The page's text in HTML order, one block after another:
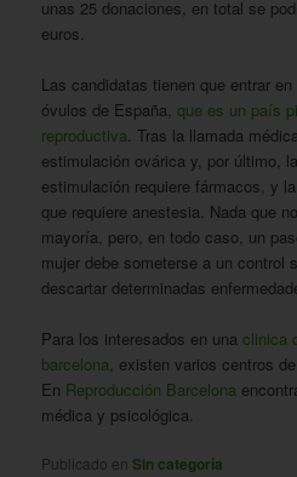
unas 25 donaciones, en total se
euros.
Las candidatas tienen que entrar
óvulos de España,que es un país
reproductiva . Tras la llamada
estimulación ovárica y, por último,
estimulación requiere fármacos, y
que requiere anestesia. Nada que
mayoría, pero, en todo caso, un
mujer debe someterse a un control
descartar determinadas
Para los interesados en unaclinica
barcelona, existen varios centros
En Reproducción Barcelona
médica y psicológica.
Publicado en Sin categoría